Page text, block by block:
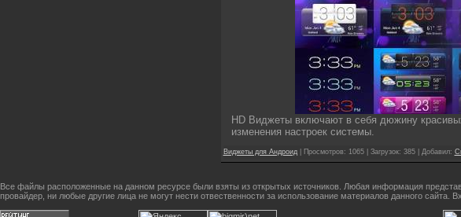
HD Виджеты включают в себя дюжину
изменения настроек системы.
Виджеты для Андроид| Просмотров: 1065 | Загрузок: 385 | Добавил:
Все файлы расположенные на данном ресурсе были взяты из открытых источников. Любая информация
провайдер, ни любые другие лица не могут нести отвественности за использование материалов данного